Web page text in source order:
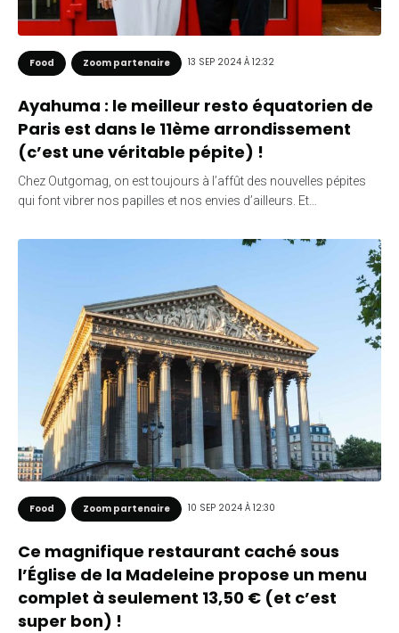
Food Zoom partenaire 13 SEP 2024 À 12:32
Ayahuma : le meilleur resto équatorien de
Paris est dans le 11ème arrondissement
(c’est une véritable pépite) !
Chez Outgomag, on est toujours à l’affût des nouvelles pépites
qui font vibrer nos papilles et nos envies d’ailleurs. Et…
Food Zoom partenaire 10 SEP 2024 À 12:30
Ce magnifique restaurant caché sous
l’Église de la Madeleine propose un menu
complet à seulement 13,50 € (et c’est
super bon) !